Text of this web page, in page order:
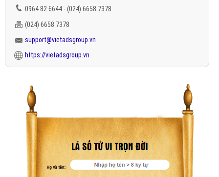
0964 82 6644 - (024) 6658 7378
(024) 6658 7378
support@vietadsgroup.vn
https://vietadsgroup.vn